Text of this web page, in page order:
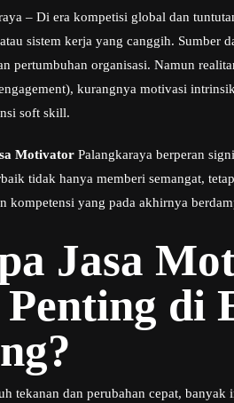
– Di era kompetisi global dan
sistem kerja yang canggih. Sumber
pertumbuhan organisasi. Namun
kurangnya motivasi
soft skill.
Motivator Palangkaraya berperan
tidak hanya memberi semangat,
kompetensi yang pada akhirnya
Jasa
Penting di
tekanan dan perubahan cepat,